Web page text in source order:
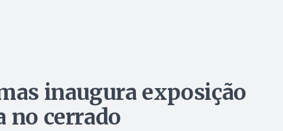
inaugura exposição
no cerrado